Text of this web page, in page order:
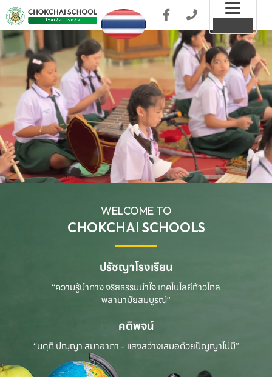
WELCOME TO
CHOKCHAI SCHOOLS
ปรัชญาโรงเรียน
“ความรู้นำทาง จริยธรรมนำใจ เทคโนโลยีก้าวไกล
พลานามัยสมบูรณ์”
คติพจน์
“นตฺถิ ปณฺญา สมาอาภา - แสงสว่างเสมอด้วยปัญญาไม่มี”